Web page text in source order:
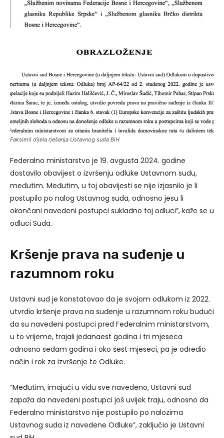
Faksimil dijela rješenja Ustavnog suda BiH
Federalno ministarstvo je 19. avgusta 2024. godine
dostavilo obavijest o izvršenju odluke Ustavnom sudu,
međutim. Međutim, u toj obavijesti se nije izjasnilo je li
postupilo po nalog Ustavnog suda, odnosno jesu li
okončani navedeni postupci sukladno toj odluci”, kaže se u
odluci Suda.
Kršenje prava na suđenje u
razumnom roku
Ustavni sud je konstatovao da je svojom odlukom iz 2022.
utvrdio kršenje prava na suđenje u razumnom roku budući
da su navedeni postupci pred Federalnim ministarstvom,
u to vrijeme, trajali jedanaest godina i tri mjeseca
odnosno sedam godina i oko šest mjeseci, pa je odredio
način i rok za izvršenje te Odluke.
“Međutim, imajući u vidu sve navedeno, Ustavni sud
zapaža da navedeni postupci još uvijek traju, odnosno da
Federalno ministarstvo nije postupilo po nalozima
Ustavnog suda iz navedene Odluke”, zaključio je Ustavni